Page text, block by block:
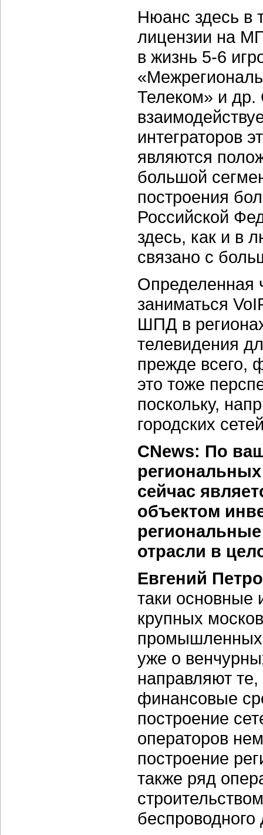
Нюанс здесь в
лицензии на
в жизнь 5-6
Телеком» и
интеграторов
являются
большой
построения
Российской
здесь, как и в
связано с
Определенная
заниматься
ШПД в
телевидения
прежде всего,
это тоже
поскольку,
городских
CNews: По
сейчас
объектом
отрасли в
Евгений
таки основные
крупных
промышленных
уже о
направляют
финансовые
построение
операторов
построение
также ряд
беспроводного